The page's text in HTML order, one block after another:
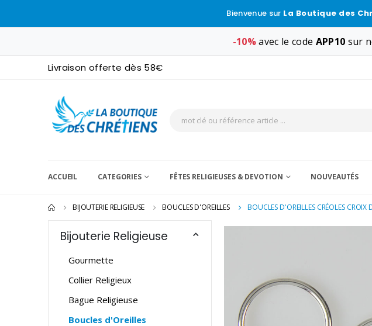
Bienvenue sur La Boutique des
-10%avec le code APP10 sur
Livraison offerte dès 58€
ACCUEIL CATEGORIES FÊTES RELIGIEUSES & DEVOTION NOUVEAUTÉS
BIJOUTERIE RELIGIEUSE BOUCLES D'OREILLES BOUCLES D'OREILLES CRÉOLES CROIX
Bijouterie Religieuse
Gourmette
Collier Religieux
Bague Religieuse
Boucles d'Oreilles